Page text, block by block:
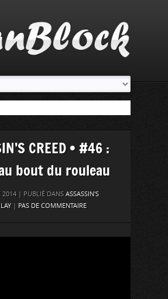
CREED • #46 :
bout du rouleau
2014 | PUBLIÉ DANS ASSASSIN'S
| PAS DE COMMENTAIRE